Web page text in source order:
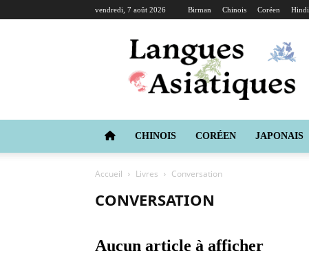
vendredi, 7 août 2026 Birman Chinois Coréen Hindi
Langues
Asiatiques
CHINOIS CORÉEN JAPONAIS
Accueil Livres Conversation
CONVERSATION
Aucun article à afficher